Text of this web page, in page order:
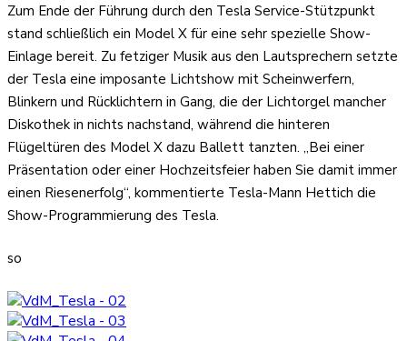
Zum Ende der Führung durch den Tesla Service-Stützpunkt
stand schließlich ein Model X für eine sehr spezielle Show-
Einlage bereit. Zu fetziger Musik aus den Lautsprechern setzte
der Tesla eine imposante Lichtshow mit Scheinwerfern,
Blinkern und Rücklichtern in Gang, die der Lichtorgel mancher
Diskothek in nichts nachstand, während die hinteren
Flügeltüren des Model X dazu Ballett tanzten. „Bei einer
Präsentation oder einer Hochzeitsfeier haben Sie damit immer
einen Riesenerfolg“, kommentierte Tesla-Mann Hettich die
Show-Programmierung des Tesla.
so